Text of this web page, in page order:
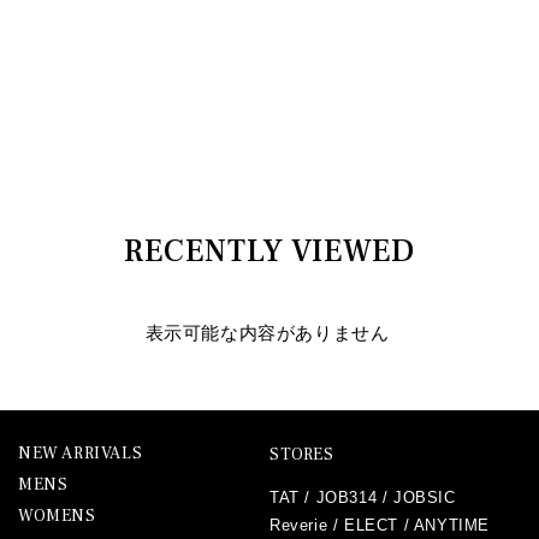
RECENTLY VIEWED
表示可能な内容がありません
NEW ARRIVALS
MENS
WOMENS
STORES
TAT / JOB314 /JOBSIC
Reverie / ELECT / ANYTIME